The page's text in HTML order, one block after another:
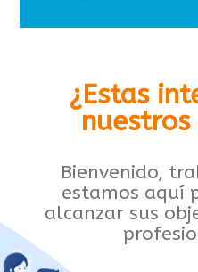
¿Estas
nuestros
Bienvenido,
estamos aquí
alcanzar sus